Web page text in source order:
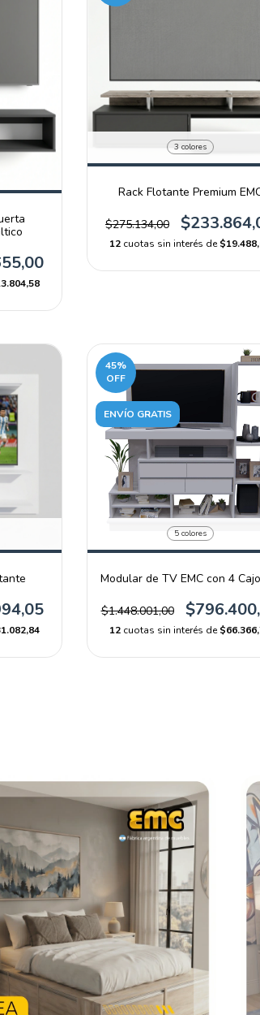
3 colores
Rack Flotante Premium
$275.134,00
12 cuotas sin interés de
45%
OFF
ENVÍO GRATIS
5 colores
Modular de TV EMC con 4
$1.448.001,00
12 cuotas sin interés de